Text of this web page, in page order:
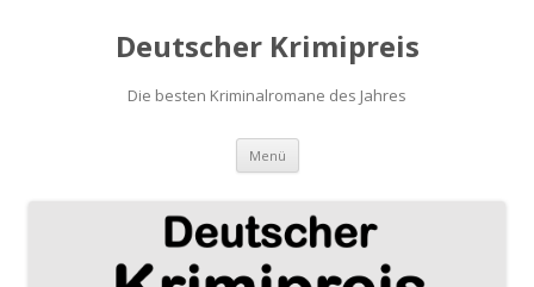
Deutscher Krimipreis
Die besten Kriminalromane des Jahres
Menü Springe
Inhalt